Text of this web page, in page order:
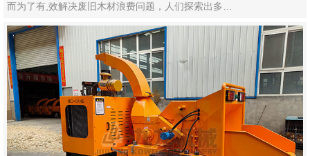
而为了有,效解决废旧木材浪费问题，人们探索出多…